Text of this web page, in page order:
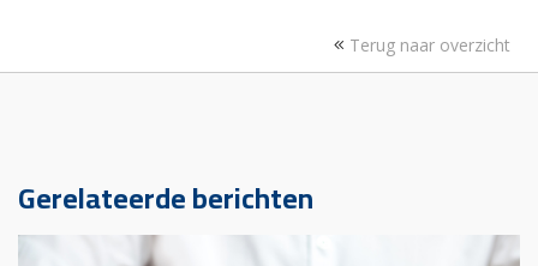
Terug naar overzicht
Gerelateerde berichten